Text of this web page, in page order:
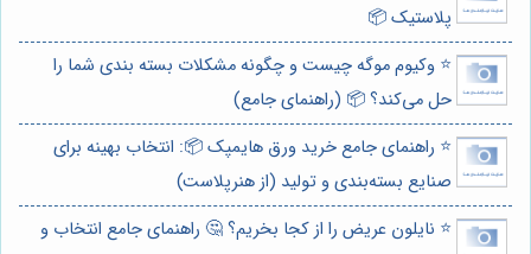
پلاستیک 📦
⭐️ وکیوم موگه چیست و چگونه مشکلات بسته بندی شما را
حل می‌کند؟ 📦 (راهنمای جامع)
⭐️ راهنمای جامع خرید ورق هایمپک 📦: انتخاب بهینه برای
صنایع بسته‌بندی و تولید (از هنرپلاست)
⭐️ نایلون عریض را از کجا بخریم؟ 🤔 راهنمای جامع انتخاب و